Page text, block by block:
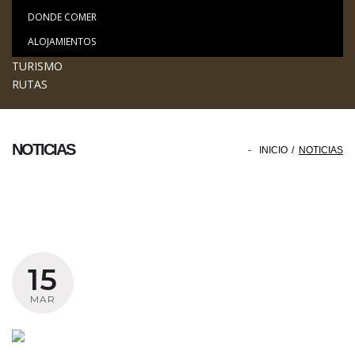
DONDE COMER
ALOJAMIENTOS
TURISMO
RUTAS
NOTICIAS - INICIO / NOTICIAS
Autor:
Noticias
15
MAR